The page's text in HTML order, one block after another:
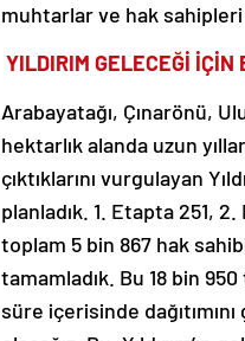
muhtarlar ve hak sahipleri
YILDIRIM GELECEĞİ İÇİN
Arabayatağı, Çınarönü,
hektarlık alanda uzun
çıktıklarını vurgulayan
planladık. 1. Etapta 251,
toplam 5 bin 867 hak
tamamladık. Bu 18 bin
süre içerisinde